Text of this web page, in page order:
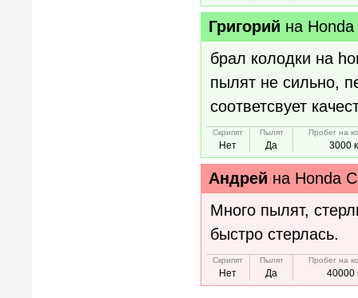
Григорий на
брал колодки на
пылят не сильно,
соответсвует
Скрипят
Нет
Пылят
Да
Пробег на
3000
Андрей на Honda
Много пылят,
быстро стерлась.
Скрипят
Нет
Пылят
Да
Пробег на
40000